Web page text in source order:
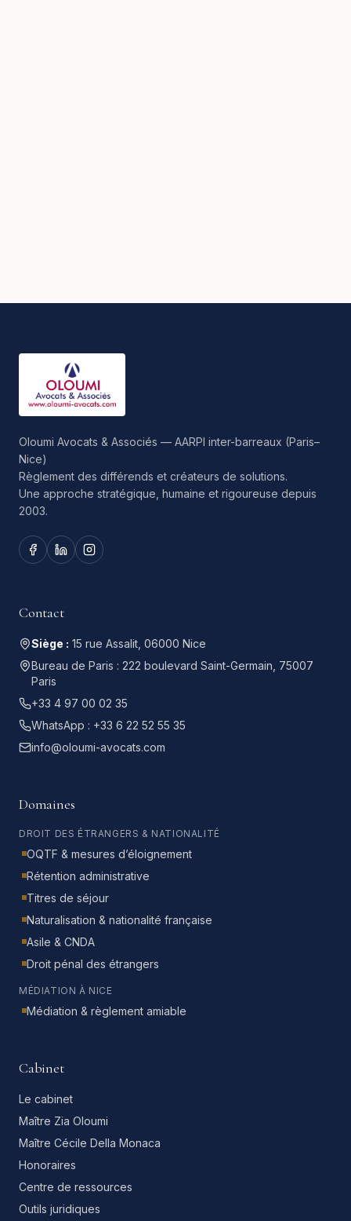
Oloumi Avocats & Associés — AARPI inter-barreaux (Paris–
Nice)
Règlement des différends et créateurs de solutions.
Une approche stratégique, humaine et rigoureuse depuis
2003.
Contact
Siège : 15 rue Assalit, 06000 Nice
Bureau de Paris : 222 boulevard Saint-Germain, 75007
Paris
+33 4 97 00 02 35
WhatsApp : +33 6 22 52 55 35
info@oloumi-avocats.com
Domaines
DROIT DES ÉTRANGERS & NATIONALITÉ
OQTF & mesures d’éloignement
Rétention administrative
Titres de séjour
Naturalisation & nationalité française
Asile & CNDA
Droit pénal des étrangers
MÉDIATION À NICE
Médiation & règlement amiable
Cabinet
Le cabinet
Maître Zia Oloumi
Maître Cécile Della Monaca
Honoraires
Centre de ressources
Outils juridiques